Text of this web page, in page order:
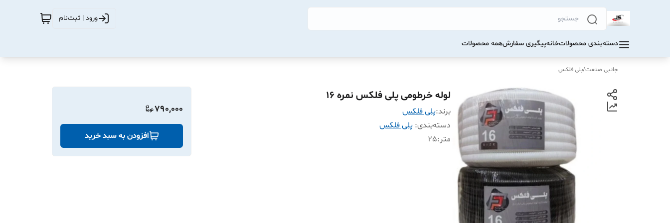
ورود | ثبت‌نام
دسته‌بندی محصولاتخانهپیگیری سفارشهمه محصولات
جانبی صنعت/پلی فلکس
لوله خرطومی پلی فلکس نمره 16
برند:پلی فلکس
دسته‌بندی: پلی فلکس
متر:
25
790,000
افزودن به سبد خرید